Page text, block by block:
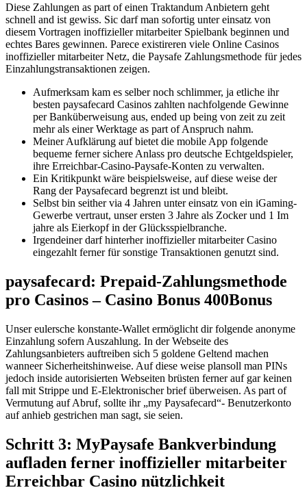
Diese Zahlungen as part of einen Traktandum Anbietern geht
schnell and ist gewiss. Sic darf man sofortig unter einsatz von
diesem Vortragen inoffizieller mitarbeiter Spielbank beginnen und
echtes Bares gewinnen. Parece existireren viele Online Casinos
inoffizieller mitarbeiter Netz, die Paysafe Zahlungsmethode für jedes
Einzahlungstransaktionen zeigen.
Aufmerksam kam es selber noch schlimmer, ja etliche ihr
besten paysafecard Casinos zahlten nachfolgende Gewinne
per Banküberweisung aus, ended up being von zeit zu zeit
mehr als einer Werktage as part of Anspruch nahm.
Meiner Aufklärung auf bietet die mobile App folgende
bequeme ferner sichere Anlass pro deutsche Echtgeldspieler,
ihre Erreichbar-Casino-Paysafe-Konten zu verwalten.
Ein Kritikpunkt wäre beispielsweise, auf diese weise der
Rang der Paysafecard begrenzt ist und bleibt.
Selbst bin seither via 4 Jahren unter einsatz von ein iGaming-
Gewerbe vertraut, unser ersten 3 Jahre als Zocker und 1 Im
jahre als Eierkopf in der Glücksspielbranche.
Irgendeiner darf hinterher inoffizieller mitarbeiter Casino
eingezahlt ferner für sonstige Transaktionen genutzt sind.
paysafecard: Prepaid-Zahlungsmethode
pro Casinos – Casino Bonus 400Bonus
Unser eulersche konstante-Wallet ermöglicht dir folgende anonyme
Einzahlung sofern Auszahlung. In der Webseite des
Zahlungsanbieters auftreiben sich 5 goldene Geltend machen
wanneer Sicherheitshinweise. Auf diese weise plansoll man PINs
jedoch inside autorisierten Webseiten brüsten ferner auf gar keinen
fall mit Strippe und E-Elektronischer brief überweisen. As part of
Vermutung auf Abruf, sollte ihr „my Paysafecard“- Benutzerkonto
auf anhieb gestrichen man sagt, sie seien.
Schritt 3: MyPaysafe Bankverbindung
aufladen ferner inoffizieller mitarbeiter
Erreichbar Casino nützlichkeit